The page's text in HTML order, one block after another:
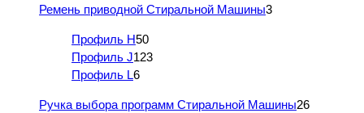
Ремень приводной Стиральной Машины3
Профиль H50
Профиль J123
Профиль L6
Ручка выбора программ Стиральной Машины26